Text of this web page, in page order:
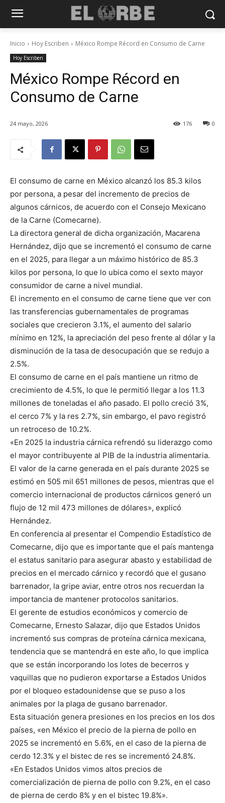
Inicio Hoy Escriben México Rompe Récord en Consumo de Carne
Hoy Escriben
México Rompe Récord en
Consumo de Carne
24 mayo, 2026 0
176
El consumo de carne en México alcanzó los 85.3 kilos
por persona, a pesar del incremento de precios de
algunos cárnicos, de acuerdo con el Consejo Mexicano
de la Carne (Comecarne).
La directora general de dicha organización, Macarena
Hernández, dijo que se incrementó el consumo de carne
en el 2025, para llegar a un máximo histórico de 85.3
kilos por persona, lo que lo ubica como el sexto mayor
consumidor de carne a nivel mundial.
El incremento en el consumo de carne tiene que ver con
las transferencias gubernamentales de programas
sociales que crecieron 3.1%, el aumento del salario
mínimo en 12%, la apreciación del peso frente al dólar y la
disminución de la tasa de desocupación que se redujo a
2.5%.
El consumo de carne en el país mantiene un ritmo de
crecimiento de 4.5%, lo que le permitió llegar a los 11.3
millones de toneladas el año pasado. El pollo creció 3%,
el cerco 7% y la res 2.7%, sin embargo, el pavo registró
un retroceso de 10.2%.
«En 2025 la industria cárnica refrendó su liderazgo como
el mayor contribuyente al PIB de la industria alimentaria.
El valor de la carne generada en el país durante 2025 se
estimó en 505 mil 651 millones de pesos, mientras que el
comercio internacional de productos cárnicos generó un
flujo de 12 mil 473 millones de dólares», explicó
Hernández.
En conferencia al presentar el Compendio Estadístico de
Comecarne, dijo que es importante que el país mantenga
el estatus sanitario para asegurar abasto y estabilidad de
precios en el mercado cárnico y recordó que el gusano
barrenador, la gripe aviar, entre otros nos recuerdan la
importancia de mantener protocolos sanitarios.
El gerente de estudios económicos y comercio de
Comecarne, Ernesto Salazar, dijo que Estados Unidos
incrementó sus compras de proteína cárnica mexicana,
tendencia que se mantendrá en este año, lo que implica
que se están incorporando los lotes de becerros y
vaquillas que no pudieron exportarse a Estados Unidos
por el bloqueo estadounidense que se puso a los
animales por la plaga de gusano barrenador.
Esta situación genera presiones en los precios en los dos
países, «en México el precio de la pierna de pollo en
2025 se incrementó en 5.6%, en el caso de la pierna de
cerdo 12.3% y el bistec de res se incrementó 24.8%.
«En Estados Unidos vimos altos precios de
comercialización de pierna de pollo con 9.2%, en el caso
de pierna de cerdo 8% y en el bistec 19.8%».